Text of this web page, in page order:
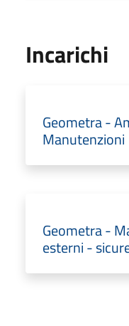
Incarichi
Geometra -
Manutenzioni
Geometra -
esterni -